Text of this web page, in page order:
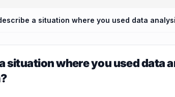
situation where you used data